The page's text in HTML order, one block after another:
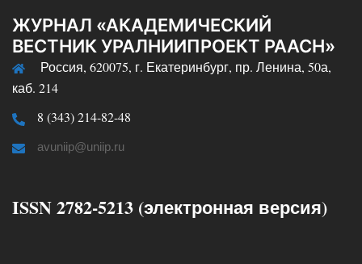
ЖУРНАЛ «АКАДЕМИЧЕСКИЙ
ВЕСТНИК УРАЛНИИПРОЕКТ РААСН»
Россия, 620075, г. Екатеринбург, пр. Ленина, 50а,
каб. 214
8 (343) 214-82-48
avuniip@uniip.ru
ISSN 2782-5213 (электронная версия)